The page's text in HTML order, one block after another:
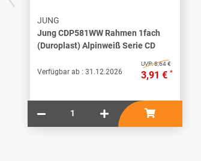
JUNG
Jung CDP581WW Rahmen 1fach
(Duroplast) Alpinweiß Serie CD
Verfügbar ab : 31.12.2026
UVP:8,64 €
3,91 € *